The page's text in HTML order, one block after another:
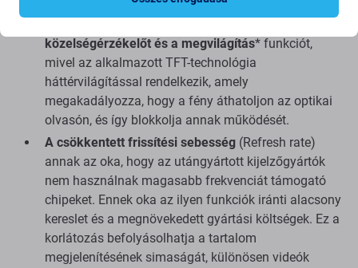
közelségérzékelőt és a megvilágítás* funkciót,
mivel az alkalmazott TFT-technológia
háttérvilágítással rendelkezik, amely
megakadályozza, hogy a fény áthatoljon az optikai
olvasón, és így blokkolja annak működését.
A csökkentett frissítési sebesség (Refresh rate)
annak az oka, hogy az utángyártott kijelzőgyártók
nem használnak magasabb frekvenciát támogató
chipeket. Ennek oka az ilyen funkciók iránti alacsony
kereslet és a megnövekedett gyártási költségek. Ez a
korlátozás befolyásolhatja a tartalom
megjelenítésének simaságát, különösen videók